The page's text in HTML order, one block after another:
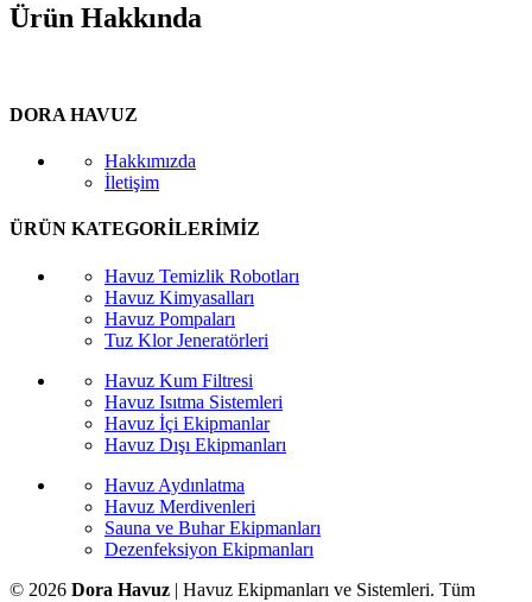
Ürün Hakkında
DORA HAVUZ
Hakkımızda
İletişim
ÜRÜN KATEGORİLERİMİZ
Havuz Temizlik Robotları
Havuz Kimyasalları
Havuz Pompaları
Tuz Klor Jeneratörleri
Havuz Kum Filtresi
Havuz Isıtma Sistemleri
Havuz İçi Ekipmanlar
Havuz Dışı Ekipmanları
Havuz Aydınlatma
Havuz Merdivenleri
Sauna ve Buhar Ekipmanları
Dezenfeksiyon Ekipmanları
© 2026 Dora Havuz | Havuz Ekipmanları ve Sistemleri. Tüm